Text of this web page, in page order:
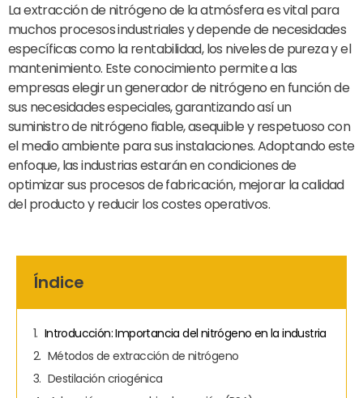
La extracción de nitrógeno de la atmósfera es vital para
muchos procesos industriales y depende de necesidades
específicas como la rentabilidad, los niveles de pureza y el
mantenimiento. Este conocimiento permite a las
empresas elegir un generador de nitrógeno en función de
sus necesidades especiales, garantizando así un
suministro de nitrógeno fiable, asequible y respetuoso con
el medio ambiente para sus instalaciones. Adoptando este
enfoque, las industrias estarán en condiciones de
optimizar sus procesos de fabricación, mejorar la calidad
del producto y reducir los costes operativos.
Índice
Introducción: Importancia del nitrógeno en la industria
Métodos de extracción de nitrógeno
Destilación criogénica